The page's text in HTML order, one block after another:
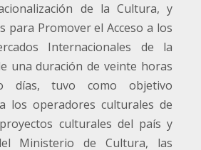
de la Cultura, y
para Promover el Acceso a los
Internacionales de la
una duración de veinte horas
días, tuvo como objetivo
los operadores culturales de
culturales del país y
Ministerio de Cultura, las